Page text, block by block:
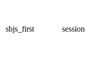
sbjs_first session